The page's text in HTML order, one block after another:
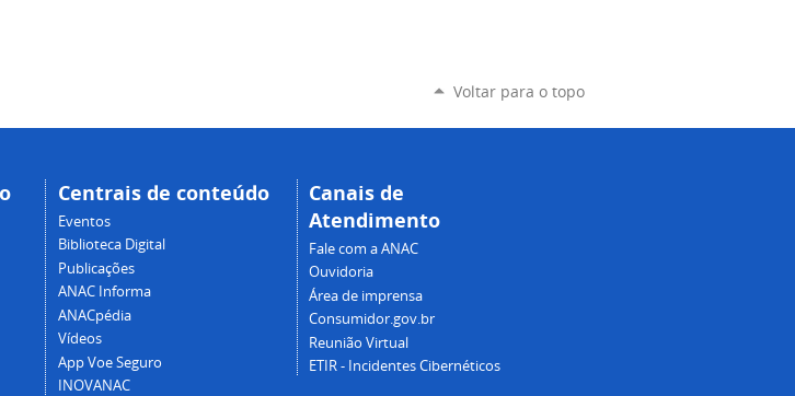
Voltar para o topo
Centrais de conteúdo
Eventos
Biblioteca Digital
Publicações
ANAC Informa
ANACpédia
Vídeos
App Voe Seguro
INOVANAC
Canais de
Atendimento
Fale com a ANAC
Ouvidoria
Área de imprensa
Consumidor.gov.br
Reunião Virtual
ETIR - Incidentes Cibernéticos